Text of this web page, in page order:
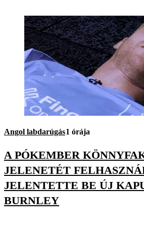
Angol labdarúgás1 órája
A PÓKEMBER
JELENETÉT
JELENTETTE BE ÚJ
BURNLEY